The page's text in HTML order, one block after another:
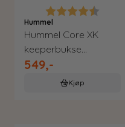
Karakter:
Hummel
Hummel Core XK
keeperbukse
håndball
549,-
Kjøp